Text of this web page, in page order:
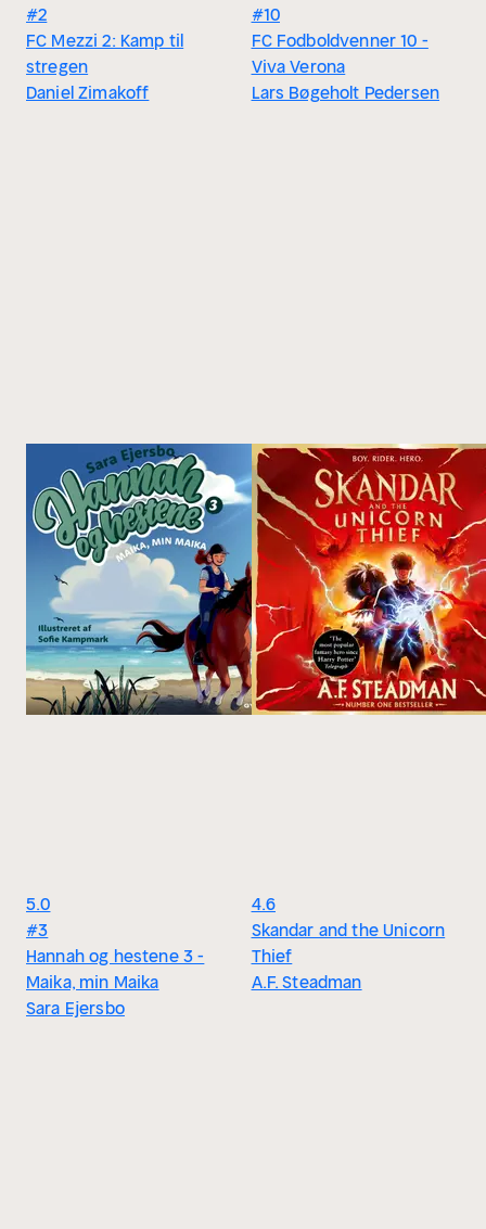
#2
FC Mezzi 2: Kamp til
stregen
Daniel Zimakoff
#10
FC Fodboldvenner 10 -
Viva Verona
Lars Bøgeholt Pedersen
5.0
#3
Hannah og hestene 3 -
Maika, min Maika
Sara Ejersbo
4.6
Skandar and the Unicorn
Thief
A.F. Steadman